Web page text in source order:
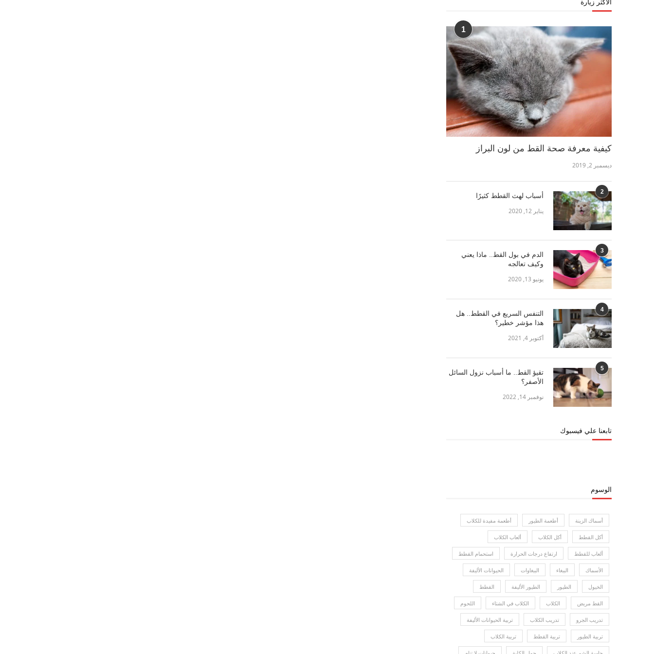
الأكثر زيارة
1
كيفية معرفة صحة القط من لون البراز
ديسمبر 2, 2019
2 أسباب لهث القطط كثيرًا
يناير 12, 2020
3
الدم في بول القط.. ماذا يعني
وكيف تعالجه
يونيو 13, 2020
4
التنفس السريع في القطط.. هل
هذا مؤشر خطير؟
أكتوبر 4, 2021
5
تقيؤ القط.. ما أسباب نزول السائل
الأصفر؟
نوفمبر 14, 2022
تابعنا علي فيسبوك
الوسوم
أسماك الزينة أطعمة الطيور أطعمة مفيدة للكلاب
أكل القطط أكل الكلاب ألعاب الكلاب
ألعاب للقطط ارتفاع درجات الحرارة استحمام القطط
الأسماك الببغاء الببغاوات الحيوانات الأليفة
الخيول الطيور الطيور الأليفة القطط
القط مريض الكلاب الكلاب في الشتاء اللحوم
تدريب الجرو تدريب الكلاب تربية الحيوانات الأليفة
تربية الطيور تربية القطط تربية الكلاب